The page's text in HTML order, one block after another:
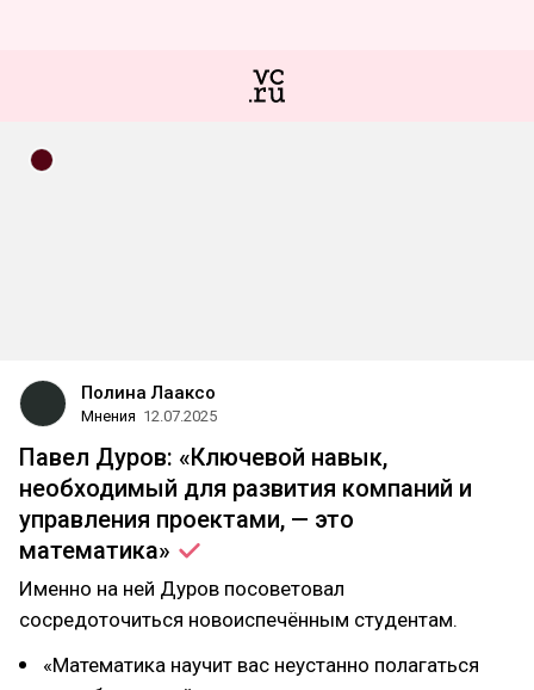
Полина Лааксо
Мнения 12.07.2025
Павел Дуров: «Ключевой навык,
необходимый для развития компаний и
управления проектами, — это
математика»
Именно на ней Дуров посоветовал
сосредоточиться новоиспечённым студентам.
«Математика научит вас неустанно полагаться